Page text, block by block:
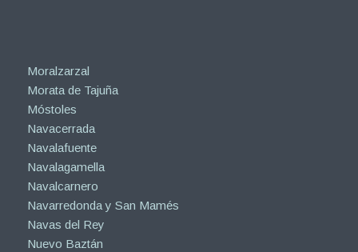
Moralzarzal
Morata de Tajuña
Móstoles
Navacerrada
Navalafuente
Navalagamella
Navalcarnero
Navarredonda y San Mamés
Navas del Rey
Nuevo Baztán